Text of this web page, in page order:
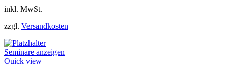
inkl. MwSt.
zzgl. Versandkosten
Seminare anzeigen
Quick view